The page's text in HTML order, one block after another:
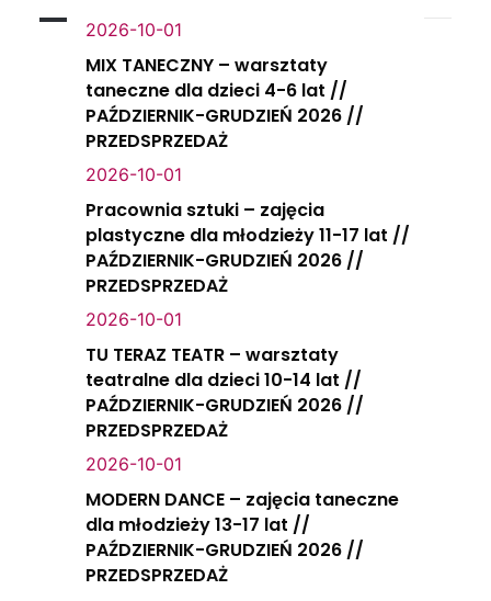
2026-10-01
MIX TANECZNY – warsztaty
taneczne dla dzieci 4-6 lat //
PAŹDZIERNIK-GRUDZIEŃ 2026 //
PRZEDSPRZEDAŻ
2026-10-01
Pracownia sztuki – zajęcia
plastyczne dla młodzieży 11-17 lat //
PAŹDZIERNIK-GRUDZIEŃ 2026 //
PRZEDSPRZEDAŻ
2026-10-01
TU TERAZ TEATR – warsztaty
teatralne dla dzieci 10-14 lat //
PAŹDZIERNIK-GRUDZIEŃ 2026 //
PRZEDSPRZEDAŻ
2026-10-01
MODERN DANCE – zajęcia taneczne
dla młodzieży 13-17 lat //
PAŹDZIERNIK-GRUDZIEŃ 2026 //
PRZEDSPRZEDAŻ